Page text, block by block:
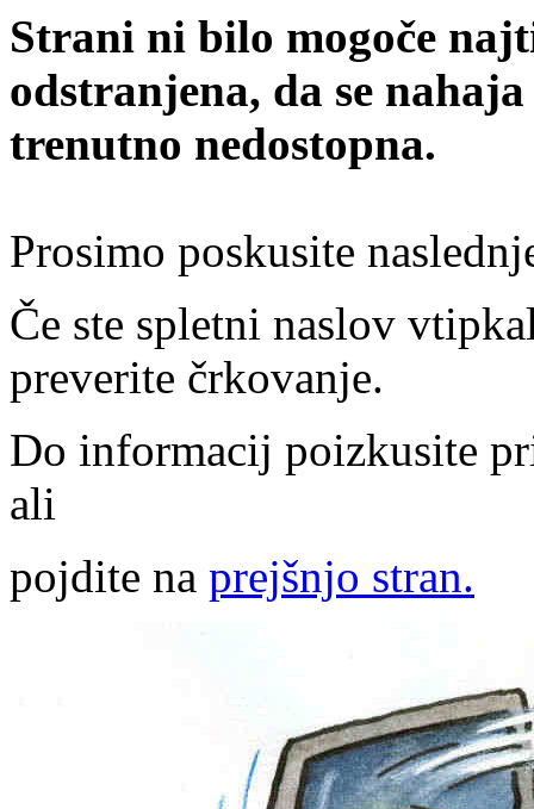
Strani ni bilo mogoče
odstranjena, da se
trenutno nedostopna.
Prosimo poskusite
Če ste spletni naslov
preverite črkovanje.
Do informacij poizkusite
ali
pojdite na prejšnjo stran.